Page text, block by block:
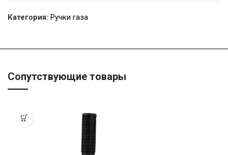
Категория: Ручки газа
Сопутствующие товары